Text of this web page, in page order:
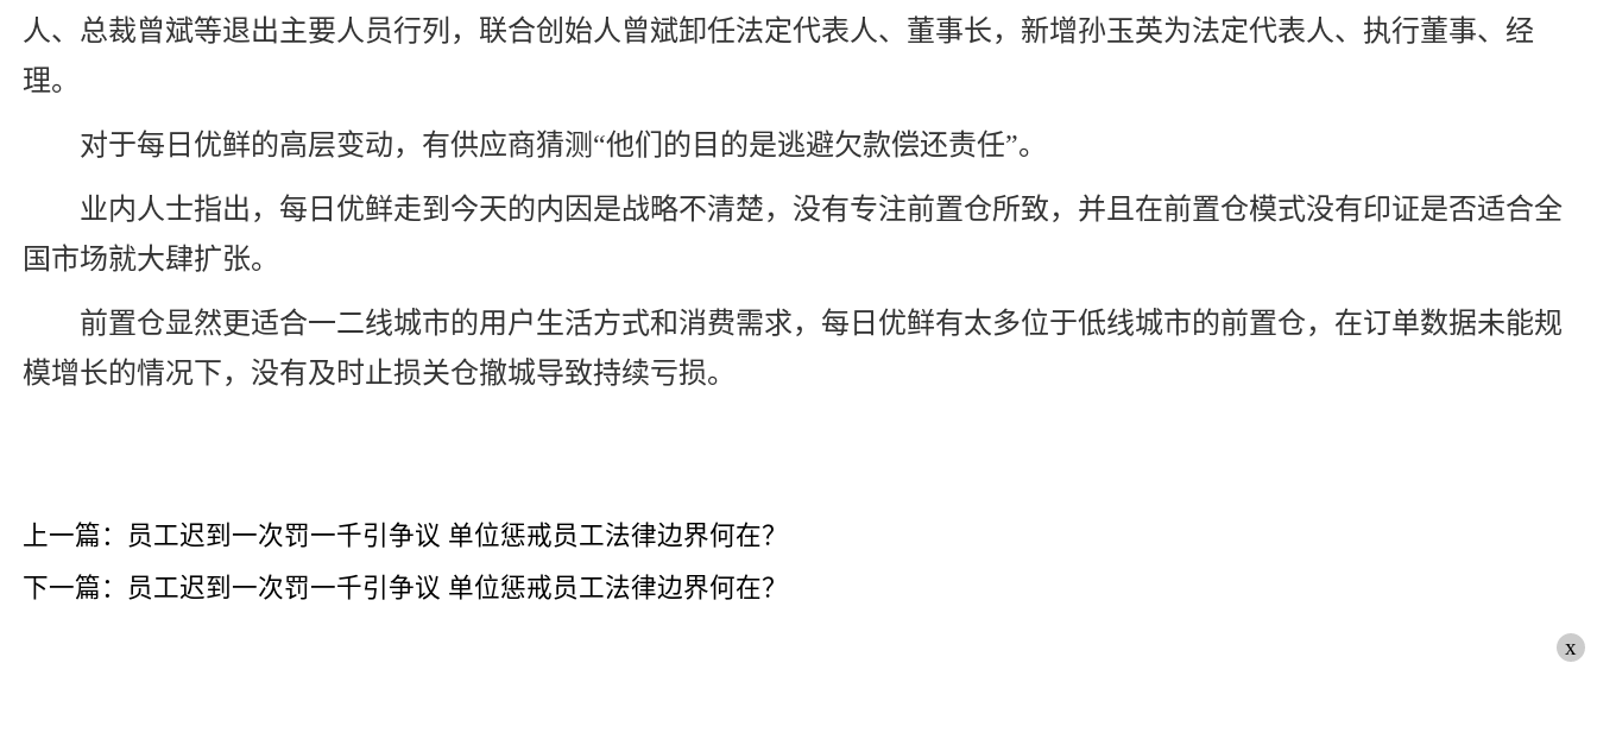
人、总裁曾斌等退出主要人员行列，联合创始人曾斌卸任法定代表人、董事长，新增孙玉英为法定代表人、执行董事、经
理。
对于每日优鲜的高层变动，有供应商猜测“他们的目的是逃避欠款偿还责任”。
业内人士指出，每日优鲜走到今天的内因是战略不清楚，没有专注前置仓所致，并且在前置仓模式没有印证是否适合全
国市场就大肆扩张。
前置仓显然更适合一二线城市的用户生活方式和消费需求，每日优鲜有太多位于低线城市的前置仓，在订单数据未能规
模增长的情况下，没有及时止损关仓撤城导致持续亏损。
上一篇：员工迟到一次罚一千引争议 单位惩戒员工法律边界何在？
下一篇：员工迟到一次罚一千引争议 单位惩戒员工法律边界何在？
x